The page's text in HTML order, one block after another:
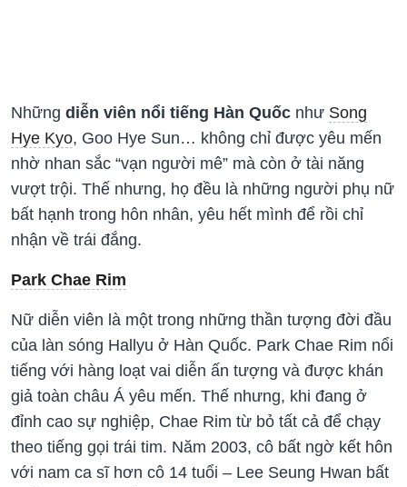
Những diễn viên nổi tiếng Hàn Quốc như Song
Hye Kyo, Goo Hye Sun… không chỉ được yêu mến
nhờ nhan sắc “vạn người mê” mà còn ở tài năng
vượt trội. Thế nhưng, họ đều là những người phụ nữ
bất hạnh trong hôn nhân, yêu hết mình để rồi chỉ
nhận về trái đắng.
Park Chae Rim
Nữ diễn viên là một trong những thần tượng đời đầu
của làn sóng Hallyu ở Hàn Quốc. Park Chae Rim nổi
tiếng với hàng loạt vai diễn ấn tượng và được khán
giả toàn châu Á yêu mến. Thế nhưng, khi đang ở
đỉnh cao sự nghiệp, Chae Rim từ bỏ tất cả để chạy
theo tiếng gọi trái tim. Năm 2003, cô bất ngờ kết hôn
với nam ca sĩ hơn cô 14 tuổi – Lee Seung Hwan bất